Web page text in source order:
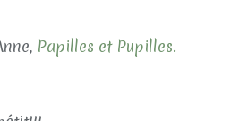
Papilles et Pupilles.